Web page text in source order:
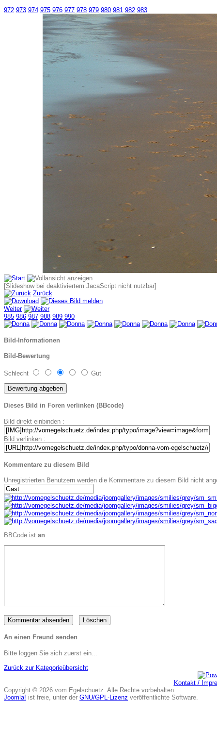
972 973 974 975 976 977 978 979 980 981 982 983
[Slideshow bei deaktiviertem JacaScript nicht nutzbar]
Zurück
Weiter
985 986 987 988 989 990
Bild-Informationen
Bild-Bewertung
Schlecht Gut
Dieses Bild in Foren verlinken (BBcode)
Bild direkt einbinden :
Bild verlinken :
Kommentare zu diesem Bild
Unregistrierten Benutzern werden die Kommentare zu diesem Bild nicht
BBCode ist an
An einen Freund senden
Bitte loggen Sie sich zuerst ein...
Zurück zur Kategorieübersicht
Kontakt /
Copyright © 2026 vom Egelschuetz. Alle Rechte vorbehalten.
Joomla! ist freie, unter der GNU/GPL-Lizenz veröffentlichte Software.